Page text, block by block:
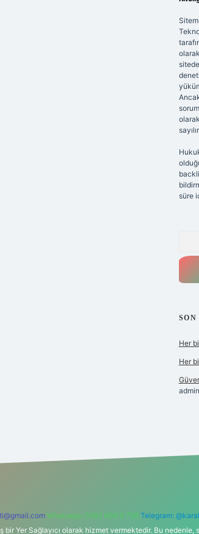
süre
Her
Her
admin
Whatsapp: 0262 606 0 726 Telegram:
bir Yer Sağlayıcı olarak hizmet vermektedir. Bu